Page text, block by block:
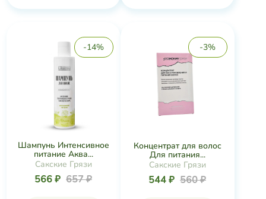
-14%
Шампунь Интенсивное
питание Аква...
Сакские Грязи
566 ₽ 657 ₽
-3%
Концентрат для волос
Для питания...
Сакские Грязи
544 ₽ 560 ₽